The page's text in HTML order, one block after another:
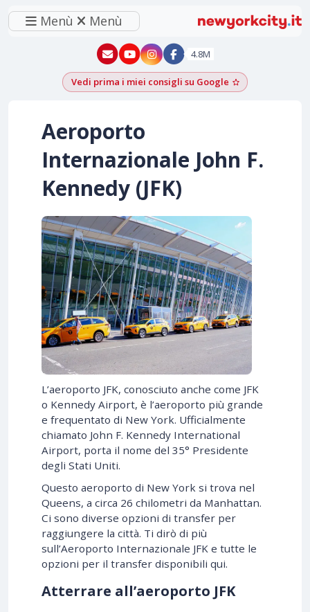
Menù Menù
New York - YouTube
New York - Instagram
4.8M
Vedi prima i miei consigli su Google Aggiungi
Aeroporto
Internazionale John F.
Kennedy (JFK)
L’aeroporto JFK, conosciuto anche come JFK
o Kennedy Airport, è l’aeroporto più grande
e frequentato di New York. Ufficialmente
chiamato John F. Kennedy International
Airport, porta il nome del 35° Presidente
degli Stati Uniti.
Questo aeroporto di New York si trova nel
Queens, a circa 26 chilometri da Manhattan.
Ci sono diverse opzioni di transfer per
raggiungere la città. Ti dirò di più
sull’Aeroporto Internazionale JFK e tutte le
opzioni per il transfer disponibili qui.
Atterrare all’aeroporto JFK